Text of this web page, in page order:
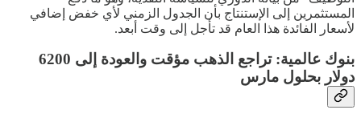
المستثمرين إلى الإستنتاج بأن الجدول الزمني لأي خفض إضافي
لأسعار الفائدة هذا العام قد تأجل إلى وقت أبعد.
بنوك عالمية: تراجع الذهب مؤقت والعودة إلى 6200
دولار بحلول مارس